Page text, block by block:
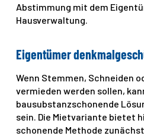
Abstimmung mit dem
Hausverwaltung.
Eigentümer
Wenn Stemmen, Schneiden
vermieden werden sollen,
bausubstanzschonende
sein. Die Mietvariante bietet
schonende Methode